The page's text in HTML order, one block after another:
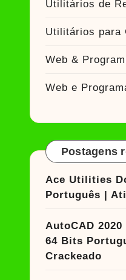
Utilitários de
Utilitários para
Web &
Web e
Postagens
Ace Utilities
Português |
AutoCAD
64 Bits
Crackeado